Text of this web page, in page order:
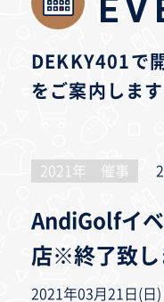
DEKKY401で
をご案内します
2021年 催事
AndiGolfイ
店※終了致し
2021年03月21日(日